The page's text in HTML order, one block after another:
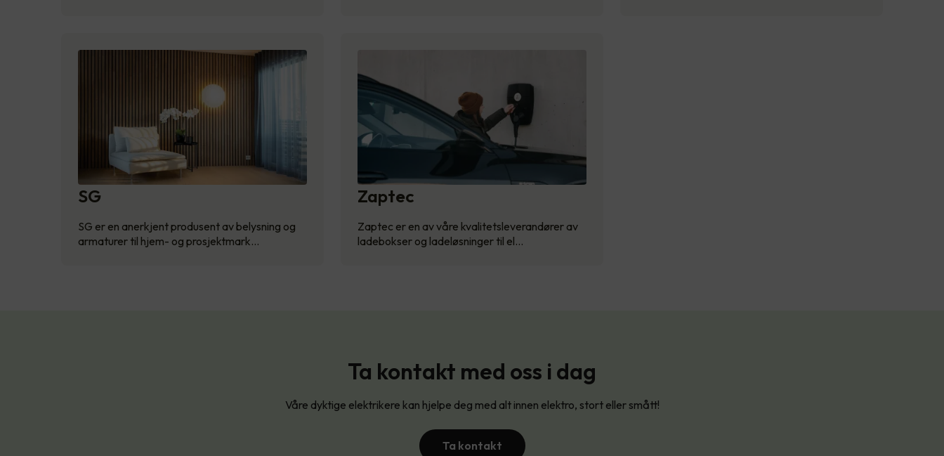
SG
SG er en anerkjent produsent av belysning og
armaturer til hjem- og prosjektmark…
Zaptec
Zaptec er en av våre kvalitetsleverandører av
ladebokser og ladeløsninger til el…
Ta kontakt med oss i dag
Våre dyktige elektrikere kan hjelpe deg med alt innen elektro, stort eller smått!
Ta kontakt